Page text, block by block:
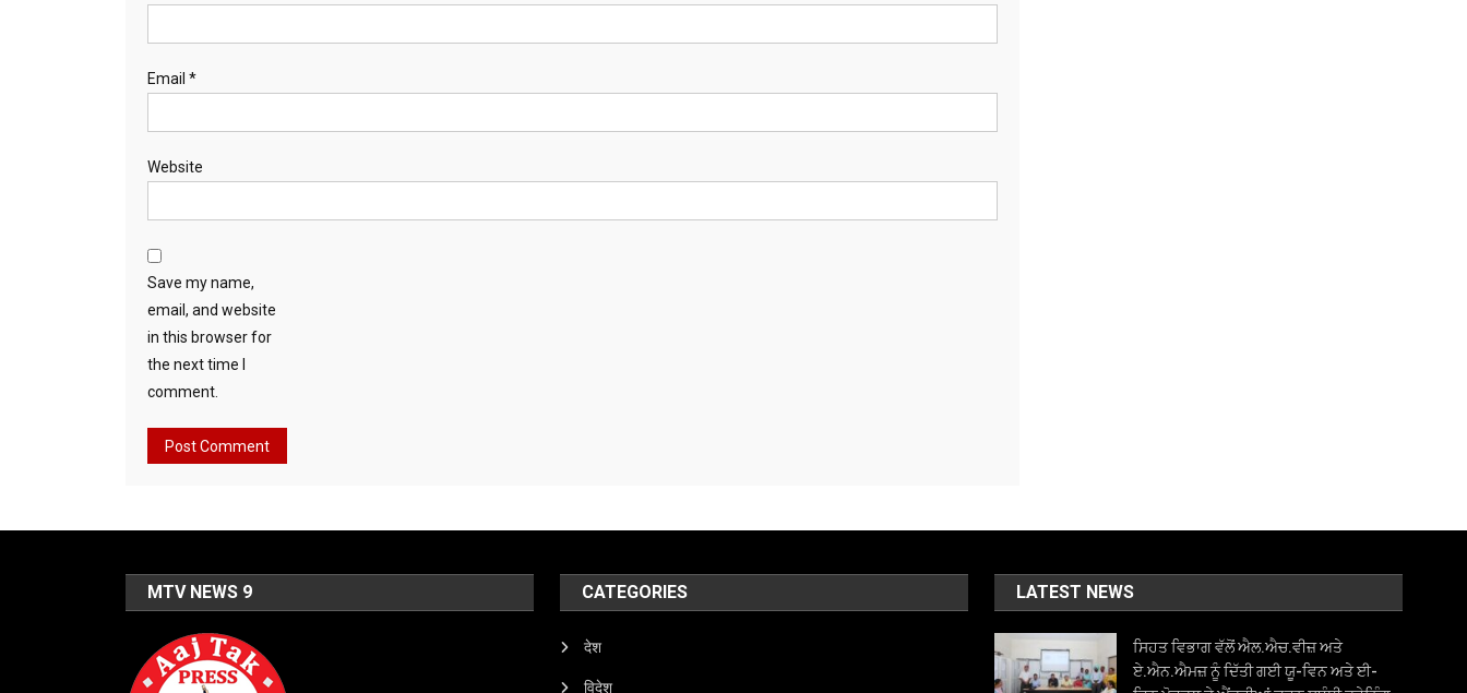
Email *
Website
Save my name,
email, and website
in this browser for
the next time I
comment.
MTV NEWS 9 CATEGORIES
देश
विदेश
LATEST NEWS
ਸਿਹਤ ਵਿਭਾਗ ਵੱਲੋਂ ਐਲ.ਐਚ.ਵੀਜ਼ ਅਤੇ
ਏ.ਐਨ.ਐਮਜ਼ ਨੂੰ ਦਿੱਤੀ ਗਈ ਯੂ-ਵਿਨ ਅਤੇ ਈ-